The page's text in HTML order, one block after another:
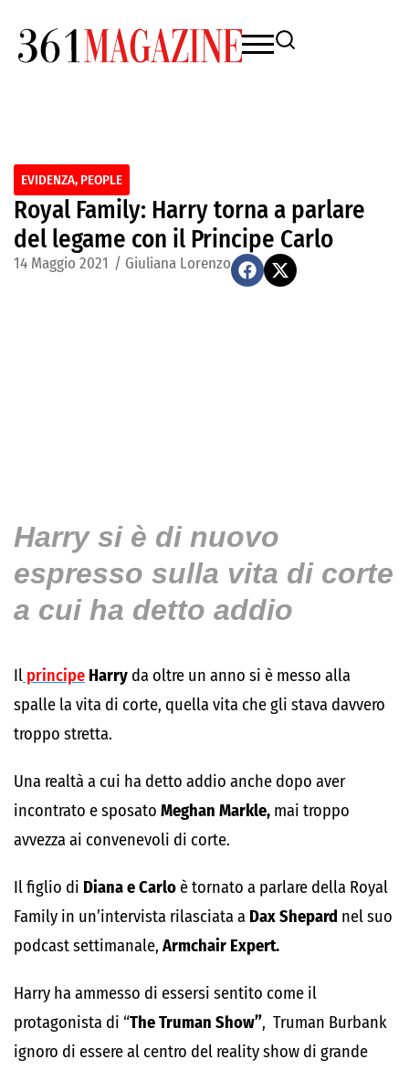
EVIDENZA, PEOPLE
Royal Family: Harry torna a parlare
del legame con il Principe Carlo
14 Maggio 2021 / Giuliana Lorenzo
Harry si è di nuovo
espresso sulla vita di corte
a cui ha detto addio
Il principe Harry da oltre un anno si è messo alla
spalle la vita di corte, quella vita che gli stava davvero
troppo stretta.
Una realtà a cui ha detto addio anche dopo aver
incontrato e sposato Meghan Markle, mai troppo
avvezza ai convenevoli di corte.
Il figlio di Diana e Carlo è tornato a parlare della Royal
Family in un’intervista rilasciata a Dax Shepard nel suo
podcast settimanale, Armchair Expert.
Harry ha ammesso di essersi sentito come il
protagonista di “The Truman Show”, Truman Burbank
ignoro di essere al centro del reality show di grande